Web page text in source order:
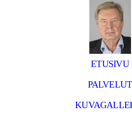
ETUSIVU
PALVELUT